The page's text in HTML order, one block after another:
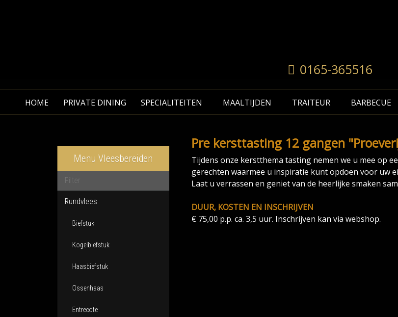
0165-365516
HOME PRIVATE DINING SPECIALITEITEN MAALTIJDEN TRAITEUR BARBECUE
Menu Vleesbereiden
Rundvlees
Biefstuk
Kogelbiefstuk
Haasbiefstuk
Ossenhaas
Entrecote
Pre kersttasting 12 gangen
Tijdens onze kerstthema tasting nemen we u mee op
gerechten waarmee u inspiratie kunt opdoen voor uw
Laat u verrassen en geniet van de heerlijke smaken
DUUR, KOSTEN EN INSCHRIJVEN
€ 75,00 p.p. ca. 3,5 uur. Inschrijven kan via webshop.